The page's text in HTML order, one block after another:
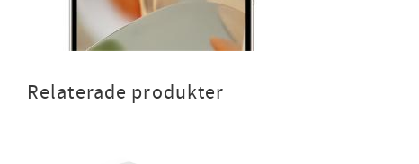
Relaterade produkter